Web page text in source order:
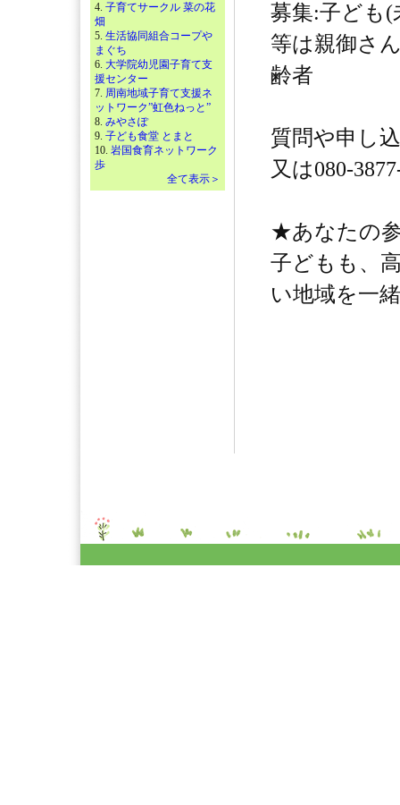
4. 子育てサークル 菜の花
畑
5. 生活協同組合コープや
まぐち
6. 大学院幼児園子育て支
援センター
7. 周南地域子育て支援ネ
ットワーク”虹色ねっと”
8. みやさぽ
9. 子ども食堂 とまと
10. 岩国食育ネットワーク
歩
全て表示＞
募集:子ども(
等は親御さ
齢者
質問や申し
又は080-
★あなたの
子どもも、
い地域を一